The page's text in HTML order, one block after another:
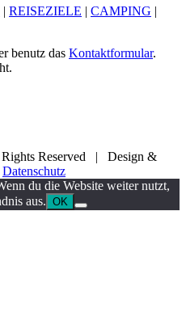
| REISEZIELE | CAMPING |
benutz das Kontaktformular.
Reserved | Design &
Datenschutz
du die Website weiter nutzt,
aus. OK